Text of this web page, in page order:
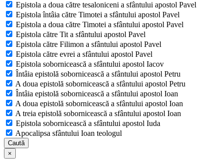
Epistola a doua către tesaloniceni a sfântului apostol Pavel
Epistola întâia către Timotei a sfântului apostol Pavel
Epistola a doua către Timotei a sfântului apostol Pavel
Epistola către Tit a sfântului apostol Pavel
Epistola către Filimon a sfântului apostol Pavel
Epistola către evrei a sfântului apostol Pavel
Epistola sobornicească a sfântului apostol Iacov
Întâia epistolă sobornicească a sfântului apostol Petru
A doua epistolă sobornicească a sfântului apostol Petru
Întâia epistolă sobornicească a sfântului apostol Ioan
A doua epistolă sobornicească a sfântului apostol Ioan
A treia epistolă sobornicească a sfântului apostol Ioan
Epistola sobornicească a sfântului apostol Iuda
Apocalipsa sfântului Ioan teologul
Caută
×